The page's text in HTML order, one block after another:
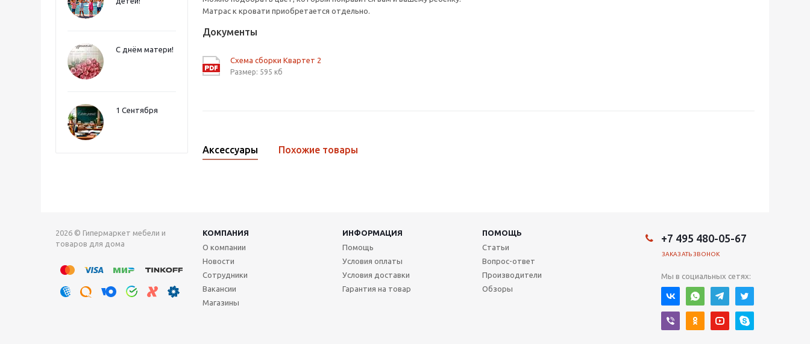
С днём матери!
1 Сентября
Матрас к кровати приобретается отдельно.
Документы
Схема сборки Квартет 2
Размер: 595 кб
Аксессуары Похожие товары
2026 © Гипермаркет мебели и
товаров для дома
КОМПАНИЯ ИНФОРМАЦИЯ
ПОМОЩЬ
О компании
Новости
Сотрудники
Вакансии
Магазины
Помощь
Условия оплаты
Условия доставки
Гарантия на товар
Статьи
Вопрос-ответ
Производители
Обзоры
+7 495 480-05-67
ЗАКАЗАТЬ ЗВОНОК
Мы в социальных сетях: